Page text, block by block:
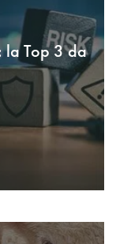
la Top 3 da